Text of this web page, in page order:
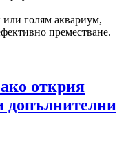
или голям аквариум,
преместване.
открия
допълнителни